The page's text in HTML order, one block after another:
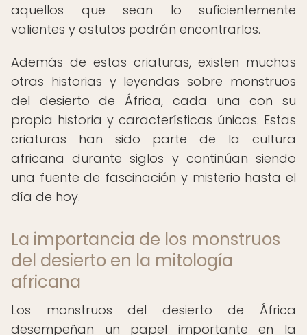
aquellos que sean lo suficientemente
valientes y astutos podrán encontrarlos.
Además de estas criaturas, existen muchas
otras historias y leyendas sobre monstruos
del desierto de África, cada una con su
propia historia y características únicas. Estas
criaturas han sido parte de la cultura
africana durante siglos y continúan siendo
una fuente de fascinación y misterio hasta el
día de hoy.
La importancia de los monstruos
del desierto en la mitología
africana
Los monstruos del desierto de África
desempeñan un papel importante en la